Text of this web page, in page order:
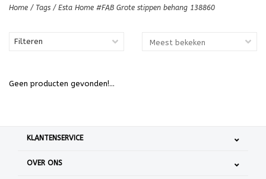
Home / Tags / Esta Home #FAB Grote stippen behang 138860
Filteren
Geen producten gevonden!...
KLANTENSERVICE
OVER ONS